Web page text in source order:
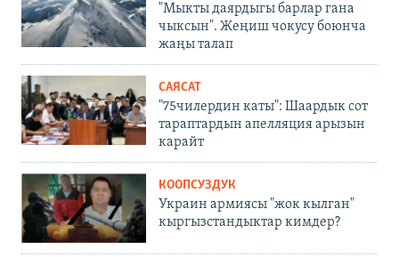
"Мыкты даярдыгы барлар гана
чыксын". Жеңиш чокусу боюнча
жаңы талап
САЯСАТ
"75чилердин каты": Шаардык сот
тараптардын апелляция арызын
карайт
КООПСУЗДУК
Украин армиясы "жок кылган"
кыргызстандыктар кимдер?